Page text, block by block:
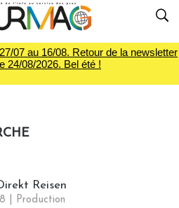
07 au 16/08. Retour de la newsletter
24/08/2026. Bel été !
Reisen
Production